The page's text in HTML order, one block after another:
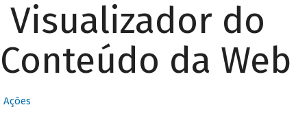
Visualizador do
Conteúdo da Web
Ações